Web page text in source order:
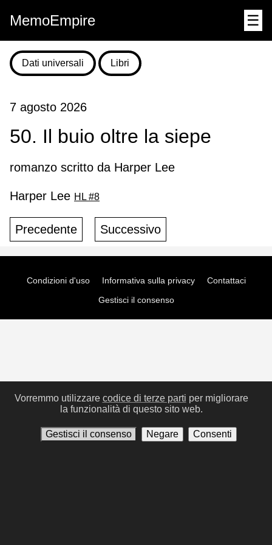
MemoEmpire ☰
Dati universali Libri
7 agosto 2026
50. Il buio oltre la siepe
romanzo scritto da Harper Lee
Harper Lee HL #8
Precedente Successivo
Condizioni d'uso Informativa sulla privacy
Contattaci
Gestisci il consenso
Vorremmo utilizzare codice di terze parti per migliorare
la funzionalità di questo sito web.
Gestisci il consenso Negare Consenti